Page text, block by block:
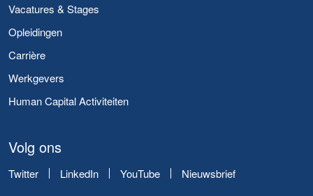
Vacatures & Stages
Opleidingen
Carrière
Werkgevers
Human Capital Activiteiten
Volg ons
Twitter LinkedIn YouTube Nieuwsbrief